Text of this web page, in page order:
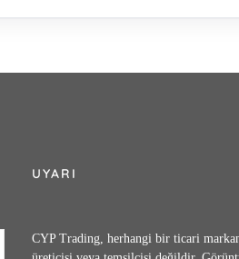
UYARI
CYP Trading, herhangi bir ticari